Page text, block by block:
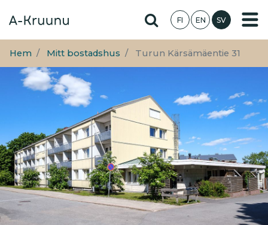
huvudinnehåll
Hae sivustolta
FI EN SV
Hem Mitt bostadshus Turun Kärsämäentie 31